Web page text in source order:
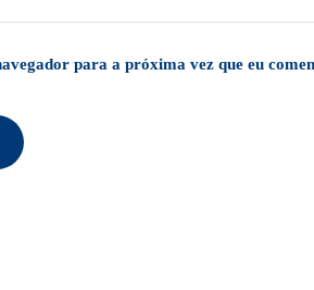
para a próxima vez que eu